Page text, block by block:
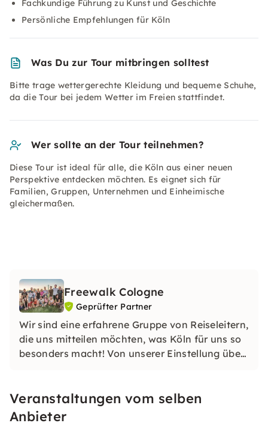
Fachkundige Führung zu Kunst und Geschichte
Persönliche Empfehlungen für Köln
Was Du zur Tour mitbringen solltest
Bitte trage wettergerechte Kleidung und bequeme Schuhe,
da die Tour bei jedem Wetter im Freien stattfindet.
Wer sollte an der Tour teilnehmen?
Diese Tour ist ideal für alle, die Köln aus einer neuen
Perspektive entdecken möchten. Es eignet sich für
Familien, Gruppen, Unternehmen und Einheimische
gleichermaßen.
Freewalk Cologne
Geprüfter Partner
Wir sind eine erfahrene Gruppe von Reiseleitern,
die uns mitteilen möchten, was Köln für uns so
besonders macht! Von unserer Einstellung über
Köln wissen musst, sowie die verborgenen
Geschichten, die Köln so einzigartig machen.
Veranstaltungen vom selben
Anbieter